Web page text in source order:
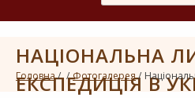
Головна Фотогалерея
НАЦІОНАЛЬНА
ЕКСПЕДИЦІЯ В